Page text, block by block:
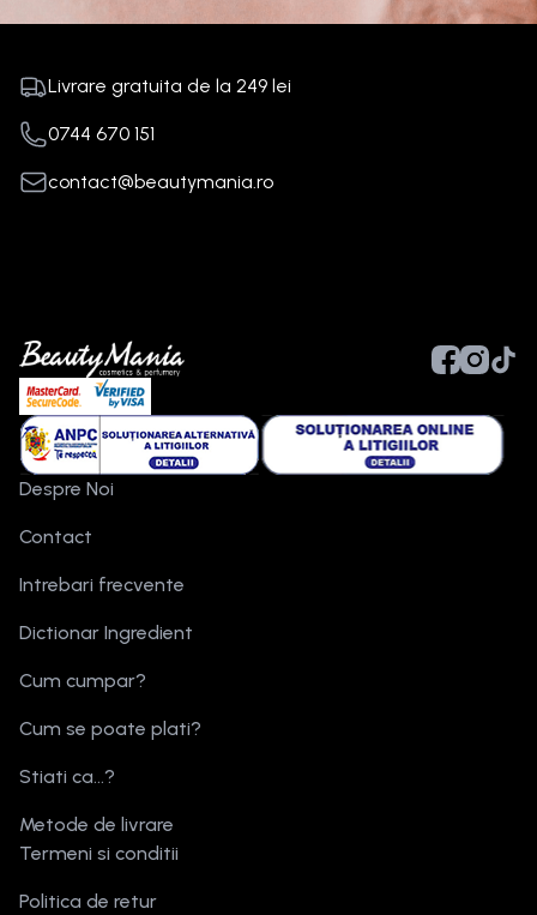
Livrare gratuita de la 249 lei
0744 670 151
contact@beautymania.ro
Despre Noi
Contact
Intrebari frecvente
Dictionar Ingredient
Cum cumpar?
Cum se poate plati?
Stiati ca...?
Metode de livrare
Termeni si conditii
Politica de retur